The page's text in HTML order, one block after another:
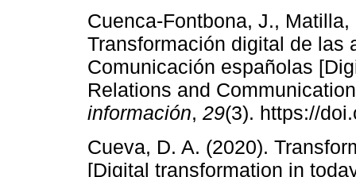
Cuenca-Fontbona, J.,
Transformación digital de las
Comunicación españolas
Relations and
información, 29(3). https://
Cueva, D. A. (2020).
[Digital transformation in